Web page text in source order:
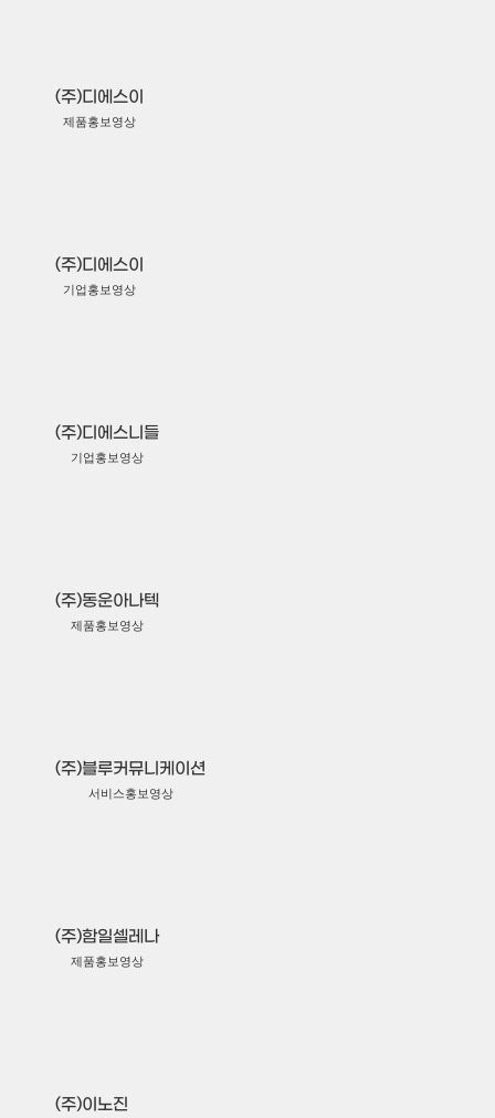
(주)디에스이
제품홍보영상
(주)디에스이
기업홍보영상
(주)디에스니들
기업홍보영상
(주)동운아나텍
제품홍보영상
(주)블루커뮤니케이션
서비스홍보영상
(주)함일셀레나
제품홍보영상
(주)이노진